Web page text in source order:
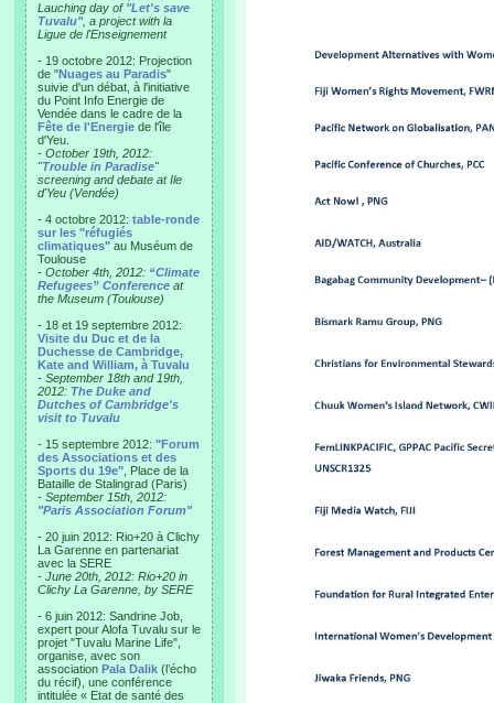
Lauching day of "Let's save
Tuvalu", a project with la
Ligue de l'Enseignement
- 19 octobre 2012: Projection
de "Nuages au Paradis"
suivie d'un débat, à l'initiative
du Point Info Energie de
Vendée dans le cadre de la
Fête de l'Energie de l'île
d'Yeu.
- October 19th, 2012:
"Trouble in Paradise"
screening and debate at Ile
d'Yeu (Vendée)
- 4 octobre 2012: table-ronde
sur les "réfugiés
climatiques" au Muséum de
Toulouse
- October 4th, 2012: “Climate
Refugees” Conference at
the Museum (Toulouse)
- 18 et 19 septembre 2012:
Visite du Duc et de la
Duchesse de Cambridge,
Kate and William, à Tuvalu
- September 18th and 19th,
2012: The Duke and
Dutches of Cambridge's
visit to Tuvalu
- 15 septembre 2012: "Forum
des Associations et des
Sports du 19e" , Place de la
Bataille de Stalingrad (Paris)
- September 15th, 2012:
"Paris Association Forum"
- 20 juin 2012: Rio+20 à Clichy
La Garenne en partenariat
avec la SERE
- June 20th, 2012: Rio+20 in
Clichy La Garenne, by SERE
- 6 juin 2012: Sandrine Job,
expert pour Alofa Tuvalu sur le
projet "Tuvalu Marine Life",
organise, avec son
association Pala Dalik (l’écho
du récif), une conférence
intitulée « Etat de santé des